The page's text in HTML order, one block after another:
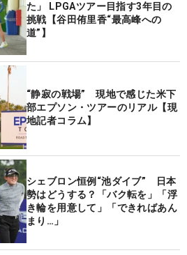
た」 LPGAツアー目指す3年目の
挑戦【谷田侑里香“最高峰への
道”】
“静寂の戦場” 現地で感じた米下
部エプソン・ツアーのリアル【現
地記者コラム】
シェブロン恒例“池ダイブ” 日本
勢はどうする？「バク転を」「浮
き輪を用意して」「できればあん
まり…」